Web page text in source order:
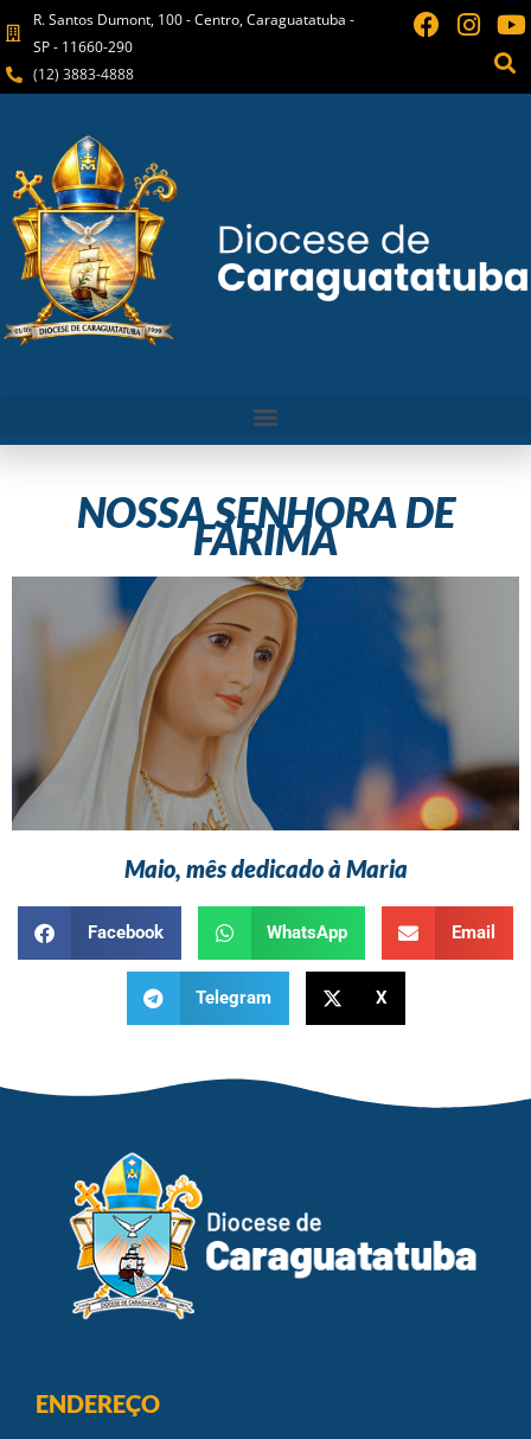
R. Santos Dumont, 100 - Centro, Caraguatatuba -
SP - 11660-290
(12) 3883-4888
NOSSA SENHORA DE
FÁRIMA
Maio, mês dedicado à Maria
Facebook WhatsApp Email
Telegram X
ENDEREÇO